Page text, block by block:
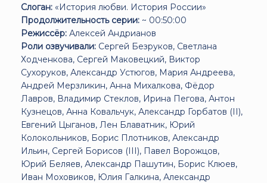
Слоган: «История любви. История России»
Продолжительность серии: ~ 00:50:00
Режиссёр: Алексей Андрианов
Роли озвучивали: Сергей Безруков, Светлана
Ходченкова, Сергей Маковецкий, Виктор
Сухоруков, Александр Устюгов, Мария Андреева,
Андрей Мерзликин, Анна Михалкова, Фёдор
Лавров, Владимир Стеклов, Ирина Пегова, Антон
Кузнецов, Анна Ковальчук, Александр Горбатов (II),
Евгений Цыганов, Лен Блаватник, Юрий
Колокольников, Борис Плотников, Александр
Ильин, Сергей Борисов (III), Павел Ворожцов,
Юрий Беляев, Александр Пашутин, Борис Клюев,
Иван Моховиков, Юлия Галкина, Александр